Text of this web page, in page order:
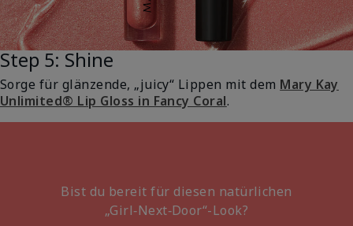
Step 5: Shine
Sorge für glänzende, „juicy“ Lippen mit dem Mary Kay
Unlimited® Lip Gloss in Fancy Coral.
Bist du bereit für diesen natürlichen
„Girl‑Next‑Door“-Look?